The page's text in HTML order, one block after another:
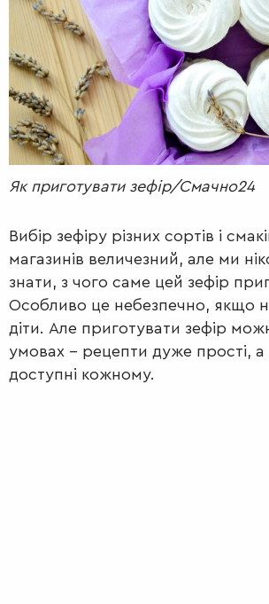
РАДІО КРАСА
LIFESTYLE FASHION
PETS
Як приготувати зефір/Смачно24
Вибір зефіру різних сортів і
магазинів величезний, але ми
знати, з чого саме цей зефір
Особливо це небезпечно, якщо
діти. Але приготувати зефір
умовах – рецепти дуже прості, а
доступні кожному.